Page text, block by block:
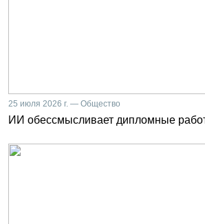
25 июля 2026 г. — Общество
ИИ обессмысливает дипломные